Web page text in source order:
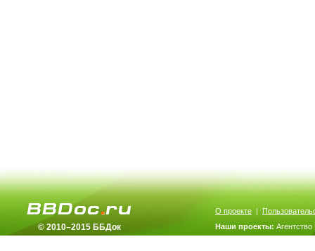
© 2010–2015 ББДок
О проекте |
Наши проекты: